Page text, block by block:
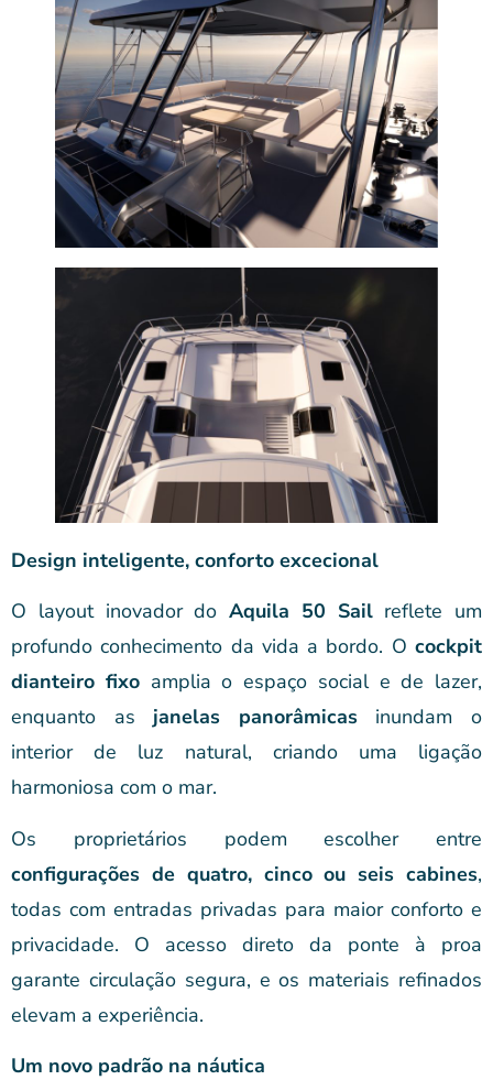
Design inteligente, conforto excecional
O layout inovador do Aquila 50 Sailreflete um
profundo conhecimento da vida a bordo. O cockpit
dianteiro fixoamplia o espaço social e de lazer,
enquanto as janelas panorâmicasinundam o
interior de luz natural, criando uma ligação
harmoniosa com o mar.
Os proprietários podem escolher entre
configurações de quatro, cinco ou seis cabines,
todas com entradas privadas para maior conforto e
privacidade. O acesso direto da ponte à proa
garante circulação segura, e os materiais refinados
elevam a experiência.
Um novo padrão na náutica